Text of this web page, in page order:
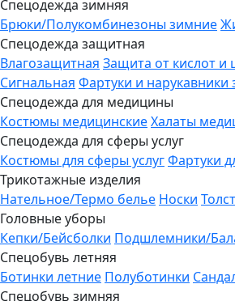
Спецодежда зимняя
Брюки/Полукомбинезоны зимние
Спецодежда защитная
Влагозащитная Защита от кислот и
Сигнальная Фартуки и
Спецодежда для медицины
Костюмы медицинскиеХалаты
Спецодежда для сферы услуг
Костюмы для сферы услугФартуки
Трикотажные изделия
Нательное/Термо белье Носки
Головные уборы
Кепки/Бейсболки Подшлемники/
Спецобувь летняя
Ботинки летние Полуботинки
Спецобувь зимняя